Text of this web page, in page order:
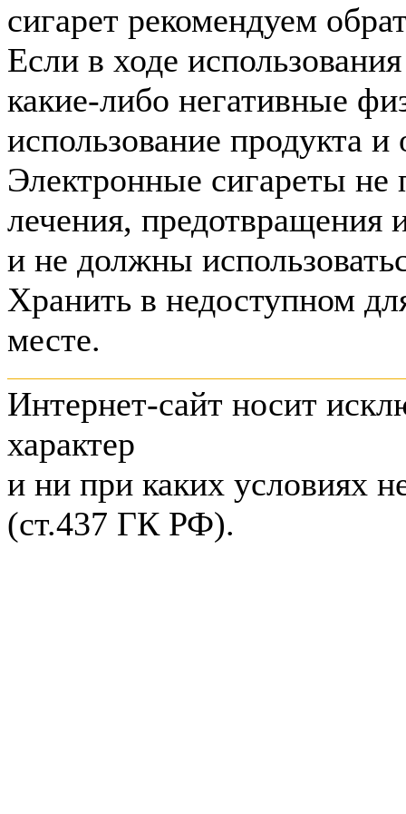
сигарет рекомендуем
Если в ходе
какие-либо негативные
использование продукта и
Электронные сигареты не
лечения, предотвращения
и не должны
Хранить в недоступном
месте.
Интернет-сайт носит
характер
и ни при каких условиях
(ст.437 ГК РФ).